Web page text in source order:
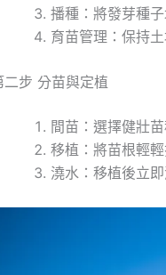
播種：將發芽種
育苗管理：保持
二步 分苗與定植
間苗：選擇健壯
移植：將苗根輕
澆水：移植後立